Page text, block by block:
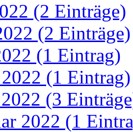
(2 Einträge)
(2 Einträge)
(1 Eintrag)
(1 Eintrag)
(3
2022 (1